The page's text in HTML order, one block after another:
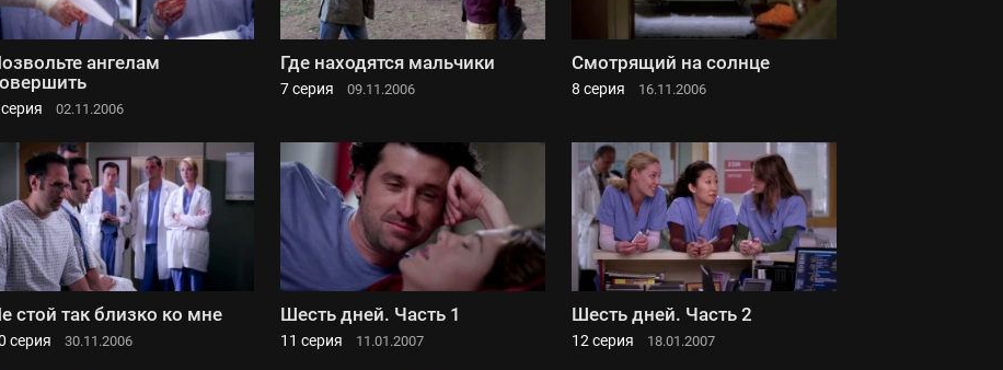
ангелам
02.11.2006
Где находятся мальчики
7 серия 09.11.2006
Смотрящий на солнце
8 серия 16.11.2006
стой так близко ко мне
серия 30.11.2006
Шесть дней. Часть 1
11 серия 11.01.2007
Шесть дней. Часть 2
12 серия 18.01.2007